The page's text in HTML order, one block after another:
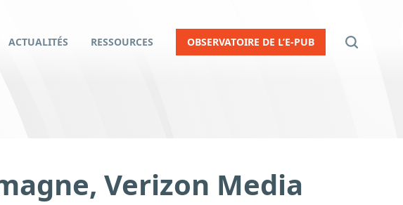
ACTUALITÉS RESSOURCES OBSERVATOIRE DE L’E-PUB
Verizon Media